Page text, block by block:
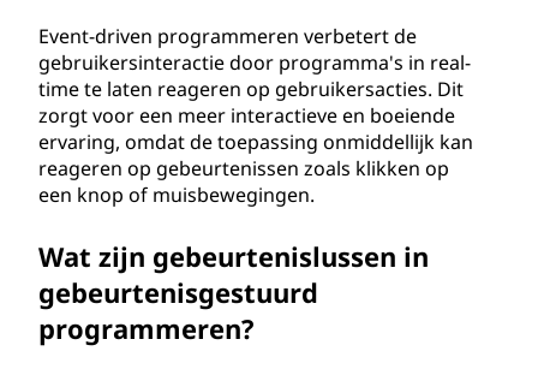
Event-driven programmeren verbetert de
gebruikersinteractie door programma's in real-
time te laten reageren op gebruikersacties. Dit
zorgt voor een meer interactieve en boeiende
ervaring, omdat de toepassing onmiddellijk kan
reageren op gebeurtenissen zoals klikken op
een knop of muisbewegingen.
Wat zijn gebeurtenislussen in
gebeurtenisgestuurd
programmeren?